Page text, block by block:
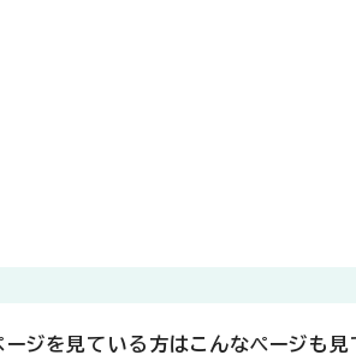
ージを見ている方はこんなページも見